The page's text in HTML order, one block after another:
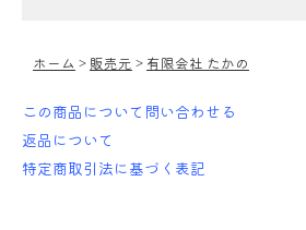
ホーム > 販売元 > 有限会社 たかの
この商品について問い合わせる
返品について
特定商取引法に基づく表記